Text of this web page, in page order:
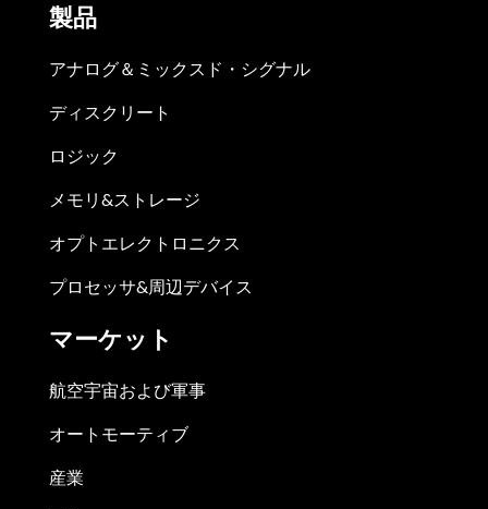
製品
アナログ＆ミックスド・シグナル
ディスクリート
ロジック
メモリ&ストレージ
オプトエレクトロニクス
プロセッサ&周辺デバイス
マーケット
航空宇宙および軍事
オートモーティブ
産業